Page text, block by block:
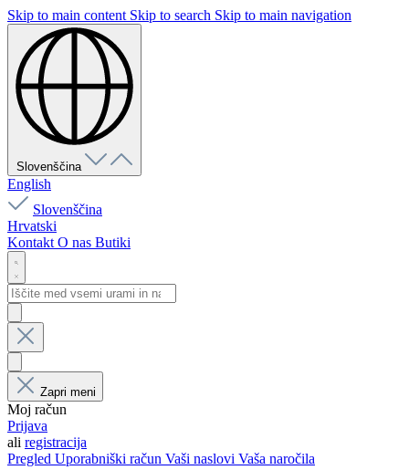
Skip to main content Skip to search Skip to main navigation
Slovenščina
English
Slovenščina
Hrvatski
Kontakt O nas Butiki
Zapri meni
Moj račun
Prijava
ali registracija
Pregled Uporabniški račun Vaši naslovi Vaša naročila